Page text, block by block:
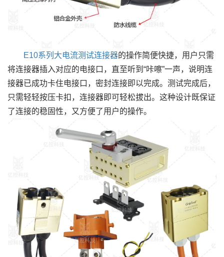
E10系列大电流测试连接器的操作简便快捷，用户只需
将连接器插入对应的电接口，直至听到“咔嚓”一声，说明连
接器已成功卡住电接口，密封连接即以完成。测试完成后，
只需轻轻按压卡扣，连接器即可轻松拔出。这种设计既保证
了连接的稳固性，又方便了用户的操作。